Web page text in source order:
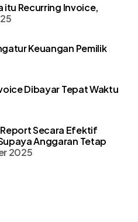
itu Recurring Invoice,
Keuangan Pemilik
Dibayar Tepat Waktu
Secara Efektif
Anggaran Tetap
2025